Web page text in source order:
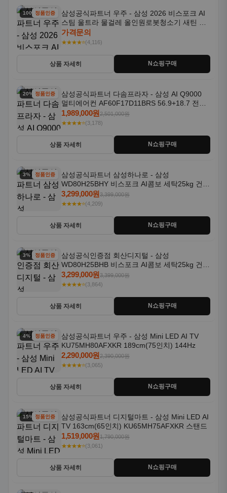
100% 할인
정품인증
삼성공식파트너 우주 - 삼성 2026 비스포크 AI
스팀 울트라 물걸레 올인원로봇청소기 새틴 차
콜 AAH
가격문의
★★★★⭐(4,116)
상품 자세히 N쇼핑구매
20% 할인정품인증
삼성공식파트너 다솜프라자 - 삼성 AI Q9000
멀티에어컨 AF60F17D11BRS 56.9+18.7 전국
기본설치포함
1,989,000원2,501,000원
★★★★⭐(3,178)
상품 자세히 N쇼핑구매
3% 할인정품인증
삼성공식파트너 삼성하나로 - 삼성
WD80H25BHY 비스포크 AI콤보 세탁25kg 건조
18kg 26년형 일체형 1등급
3,299,000원3,399,000원
★★★★⭐(4,209)
상품 자세히 N쇼핑구매
3% 할인정품인증
삼성공식인증점 회산디지털 - 삼성
WD80H25BHB 비스포크 AI콤보 세탁25kg 건조
18kg 26년형 일체형 1등급
3,299,000원3,399,000원
★★★★⭐(3,864)
상품 자세히 N쇼핑구매
4% 할인정품인증
삼성공식파트너 우주 - 삼성 Mini LED AI TV
KU75MH80AFXKR 189cm(75인치) 144Hz
2,290,000원2,390,000원
★★★★⭐(3,065)
상품 자세히 N쇼핑구매
15% 할인정품인증
삼성공식파트너 디지털마트 - 삼성 Mini LED AI
TV 163cm(65인치) KU65MH75AFXKR 스탠드
1,519,000원1,790,000원
★★★★⭐(3,061)
상품 자세히 N쇼핑구매